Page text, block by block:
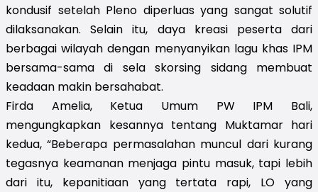
kondusif setelah Pleno diperluas yang sangat solutif
dilaksanakan. Selain itu, daya kreasi peserta dari
berbagai wilayah dengan menyanyikan lagu khas IPM
bersama-sama di sela skorsing sidang membuat
keadaan makin bersahabat.
Firda Amelia, Ketua Umum PW IPM Bali,
mengungkapkan kesannya tentang Muktamar hari
kedua, “Beberapa permasalahan muncul dari kurang
tegasnya keamanan menjaga pintu masuk, tapi lebih
dari itu, kepanitiaan yang tertata rapi, LO yang